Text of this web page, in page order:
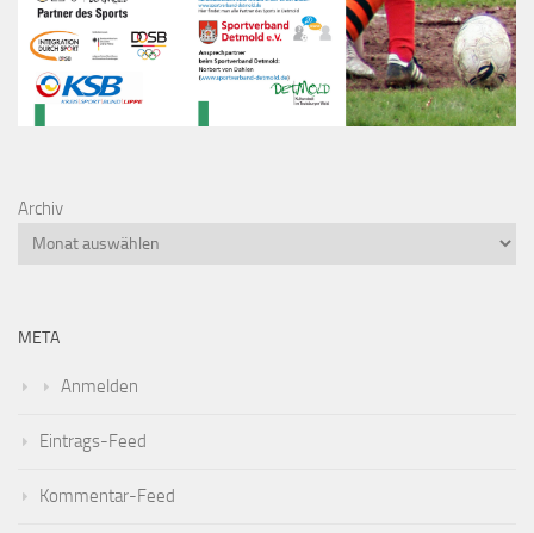
Archiv
META
Anmelden
Eintrags-Feed
Kommentar-Feed